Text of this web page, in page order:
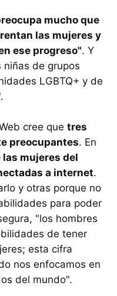
mucho que
las mujeres y
ese progreso". Y
niñas de grupos
LGBTQ+ y de
cree que tres
preocupantes. En
las mujeres del
a internet.
y otras porque no
para poder
"los hombres
de tener
esta cifra
nos enfocamos en
del mundo".